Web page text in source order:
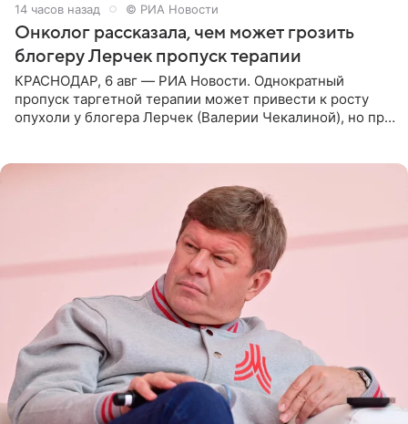
14 часов назад © РИА Новости
Онколог рассказала, чем может грозить
блогеру Лерчек пропуск терапии
КРАСНОДАР, 6 авг — РИА Новости. Однократный
пропуск таргетной терапии может привести к росту
опухоли у блогера Лерчек (Валерии Чекалиной), но при